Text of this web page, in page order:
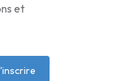
et